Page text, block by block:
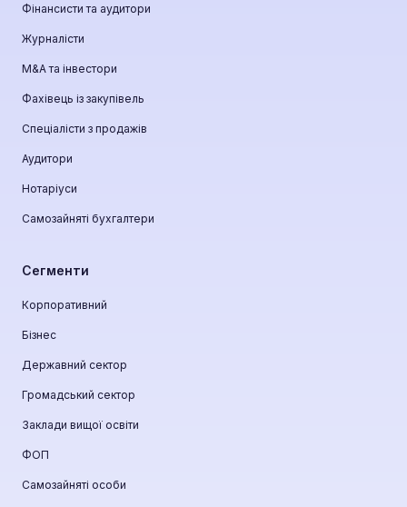
Фінансисти та аудитори
Журналісти
М&A та інвестори
Фахівець із закупівель
Спеціалісти з продажів
Аудитори
Нотаріуси
Самозайняті бухгалтери
Сегменти
Корпоративний
Бізнес
Державний сектор
Громадський сектор
Заклади вищої освіти
ФОП
Самозайняті особи